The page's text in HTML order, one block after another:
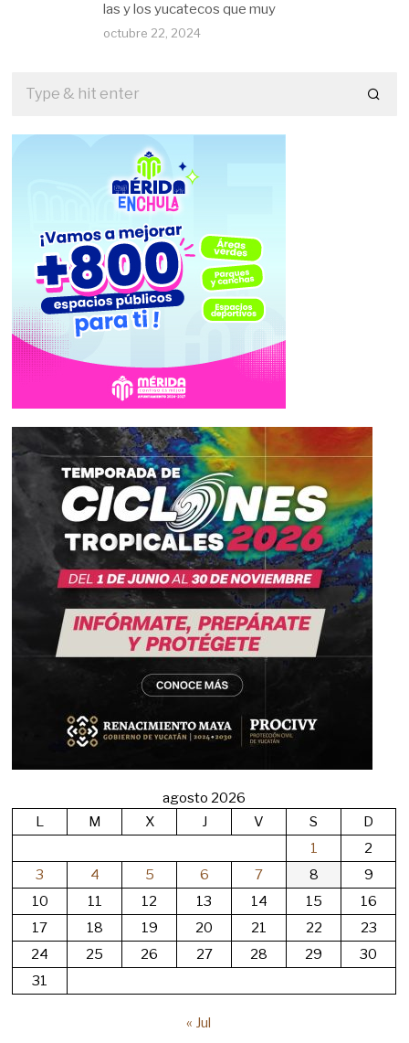
las y los yucatecos que muy
octubre 22, 2024
agosto 2026
L
M X J V S
D
1
2
3
4 5 6 7 8
9
10
11 12 13 14 15
16
17
18 19 20 21 22
23
24
25 26 27 28 29
30
31
« Jul